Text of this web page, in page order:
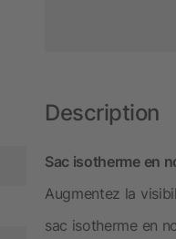
Description
Sac isotherme en
Augmentez la
sac isotherme en